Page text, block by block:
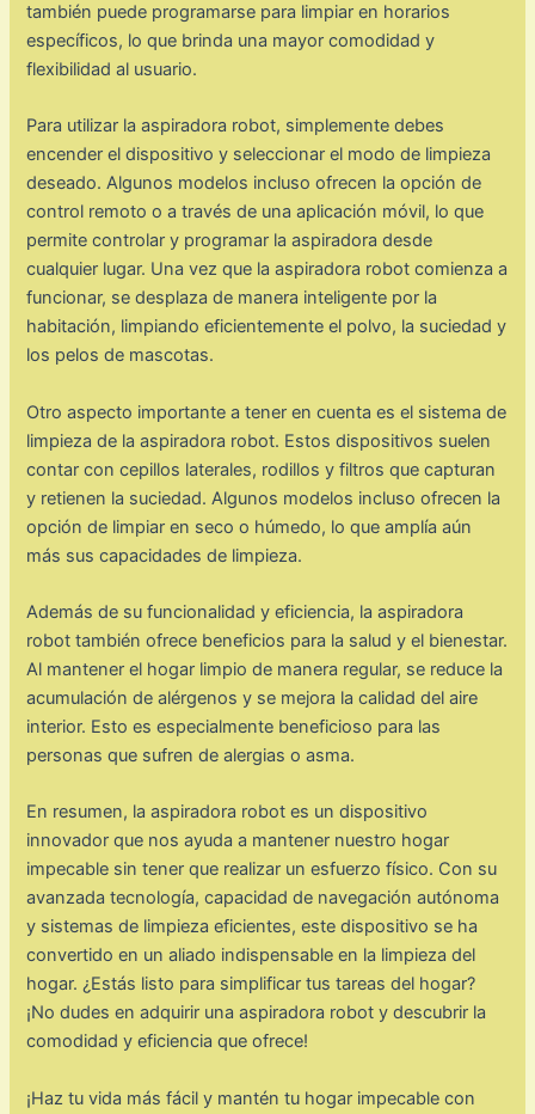
también puede programarse para limpiar en horarios
específicos, lo que brinda una mayor comodidad y
flexibilidad al usuario.
Para utilizar la aspiradora robot, simplemente debes
encender el dispositivo y seleccionar el modo de limpieza
deseado. Algunos modelos incluso ofrecen la opción de
control remoto o a través de una aplicación móvil, lo que
permite controlar y programar la aspiradora desde
cualquier lugar. Una vez que la aspiradora robot comienza a
funcionar, se desplaza de manera inteligente por la
habitación, limpiando eficientemente el polvo, la suciedad y
los pelos de mascotas.
Otro aspecto importante a tener en cuenta es el sistema de
limpieza de la aspiradora robot. Estos dispositivos suelen
contar con cepillos laterales, rodillos y filtros que capturan
y retienen la suciedad. Algunos modelos incluso ofrecen la
opción de limpiar en seco o húmedo, lo que amplía aún
más sus capacidades de limpieza.
Además de su funcionalidad y eficiencia, la aspiradora
robot también ofrece beneficios para la salud y el bienestar.
Al mantener el hogar limpio de manera regular, se reduce la
acumulación de alérgenos y se mejora la calidad del aire
interior. Esto es especialmente beneficioso para las
personas que sufren de alergias o asma.
En resumen, la aspiradora robot es un dispositivo
innovador que nos ayuda a mantener nuestro hogar
impecable sin tener que realizar un esfuerzo físico. Con su
avanzada tecnología, capacidad de navegación autónoma
y sistemas de limpieza eficientes, este dispositivo se ha
convertido en un aliado indispensable en la limpieza del
hogar. ¿Estás listo para simplificar tus tareas del hogar?
¡No dudes en adquirir una aspiradora robot y descubrir la
comodidad y eficiencia que ofrece!
¡Haz tu vida más fácil y mantén tu hogar impecable con